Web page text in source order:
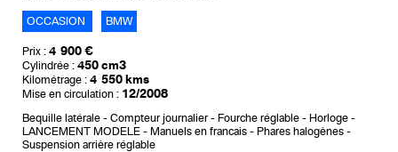
OCCASION BMW
Prix : 4 900 €
Cylindrée : 450 cm3
Kilométrage : 4 550 kms
Mise en circulation : 12/2008
Bequille latérale Compteur journalier Fourche réglable
Horloge
LANCEMENT MODELE
Manuels en francais
Phares halogènes
Suspension arrière réglable